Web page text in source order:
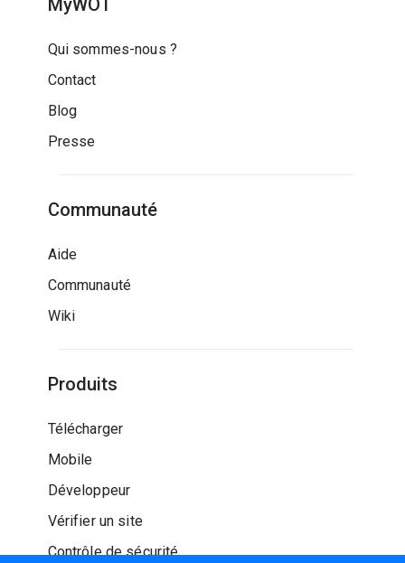
MyWOT
Qui sommes-nous ?
Contact
Blog
Presse
Communauté
Aide
Communauté
Wiki
Produits
Télécharger
Mobile
Développeur
Vérifier un site
Contrôle de sécurité